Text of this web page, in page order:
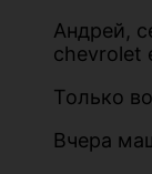
Андрей,
chevrolet
Только
Вчера